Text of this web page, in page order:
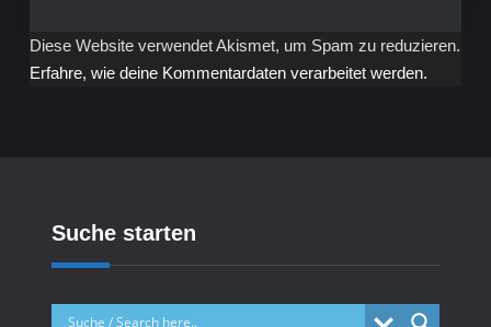
Diese Website verwendet Akismet, um Spam zu reduzieren.
Erfahre, wie deine Kommentardaten verarbeitet werden.
Suche starten